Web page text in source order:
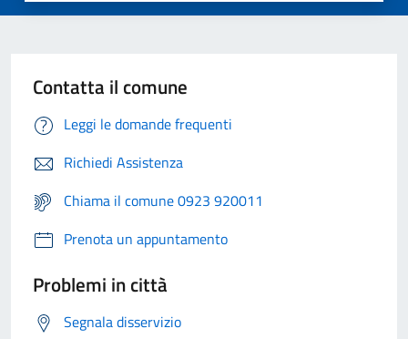
Contatta il comune
Leggi le domande frequenti
Richiedi Assistenza
Chiama il comune 0923 920011
Prenota un appuntamento
Problemi in città
Segnala disservizio